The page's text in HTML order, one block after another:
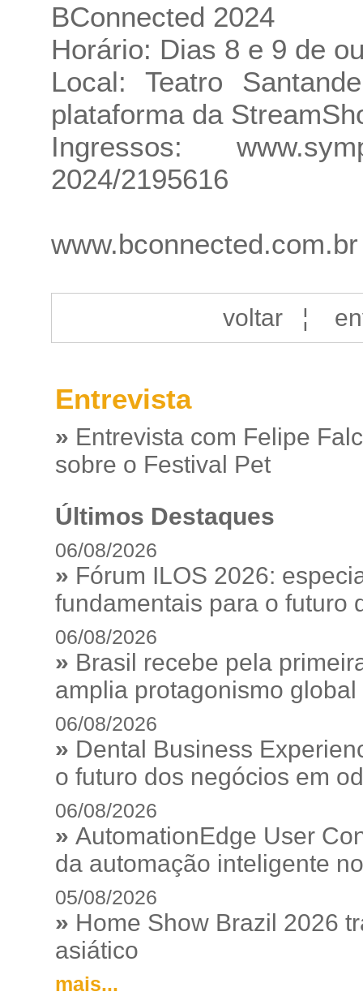
BConnected 2024
Horário: Dias 8 e 9 de
Local: Teatro
plataforma da
Ingressos:
2024/2195616
www.bconnected.com.br
voltar¦
Entrevista
» Entrevista com Felipe
sobre o Festival Pet
Últimos Destaques
06/08/2026
» Fórum ILOS 2026:
fundamentais para o futuro
06/08/2026
» Brasil recebe pela
amplia protagonismo
06/08/2026
» Dental Business
o futuro dos negócios em
06/08/2026
» AutomationEdge User
da automação inteligente
05/08/2026
» Home Show Brazil 2026
asiático
mais...